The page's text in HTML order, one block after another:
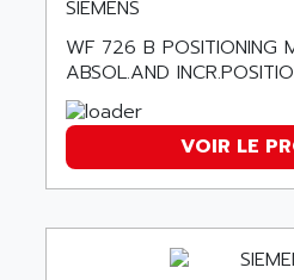
MDLU
UAC
LQ SERIE
530 SERIES
C170
ARDAMEL LHOMARGY
ARDATEM
ARDETEM
ARDUCAM
AREVA
ARGUS
SIEMENS
WF 726 B POSITIONING
ABSOL.AND
VOIR LE